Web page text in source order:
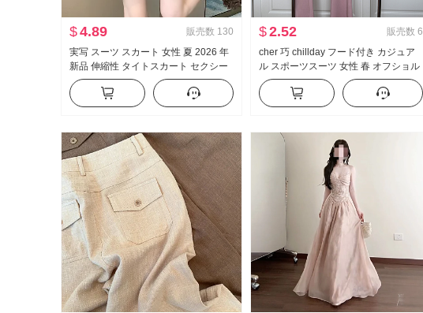
$4.89 販売数 130
実写 スーツ スカート 女性 夏 2026 年
新品 伸縮性 タイトスカート セクシー
セクシースタイル ハイウエスト A字
ミニスカート
$2.52 販売数 6
cher 巧 chillday フード付き カジュア
ル スポーツスーツ 女性 春 オフショル
ダー コート ベルボトム スリーピース